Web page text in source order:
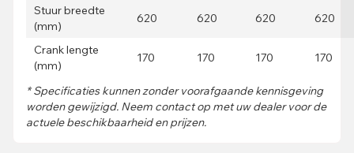
Stuur breedte
(mm)
620 620 620 620
Crank lengte
(mm)
170 170 170 170
* Specificaties kunnen zonder voorafgaande kennisgeving
worden gewijzigd. Neem contact op met uw dealer voor de
actuele beschikbaarheid en prijzen.